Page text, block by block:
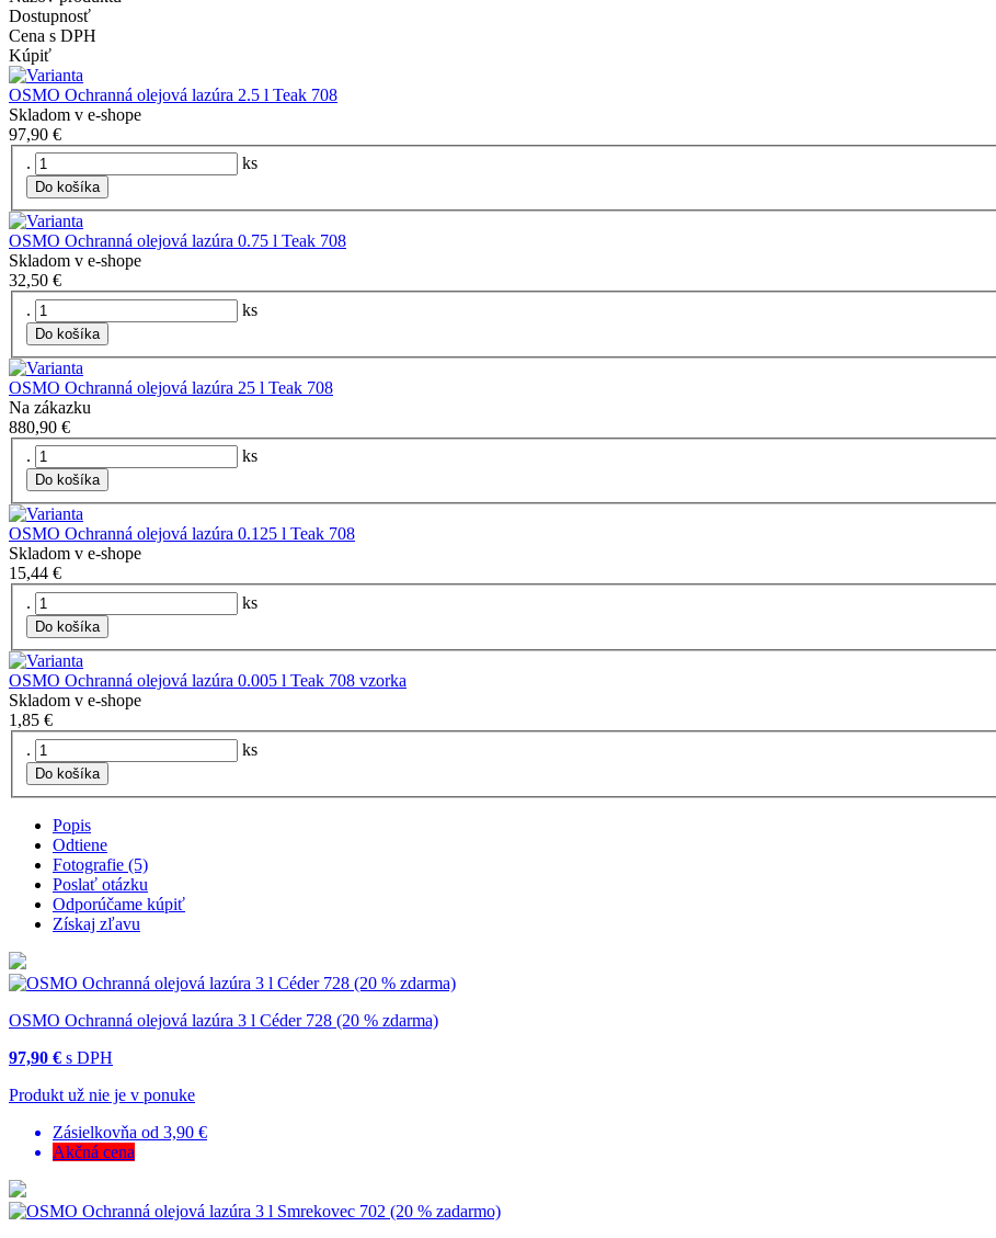
Dostupnosť
Cena s DPH
Kúpiť
OSMO Ochranná olejová lazúra 2.5 l Teak 708
Skladom v e-shope
97,90 €
.
ks
Do košíka
OSMO Ochranná olejová lazúra 0.75 l Teak 708
Skladom v e-shope
32,50 €
.
ks
Do košíka
OSMO Ochranná olejová lazúra 25 l Teak 708
Na zákazku
880,90 €
.
ks
Do košíka
OSMO Ochranná olejová lazúra 0.125 l Teak 708
Skladom v e-shope
15,44 €
.
ks
Do košíka
OSMO Ochranná olejová lazúra 0.005 l Teak 708 vzorka
Skladom v e-shope
1,85 €
.
ks
Do košíka
Popis
Odtiene
Fotografie (5)
Poslať otázku
Odporúčame kúpiť
Získaj zľavu
OSMO Ochranná olejová lazúra 3 l Céder 728 (20 % zdarma)
97,90 € s DPH
Produkt už nie je v ponuke
Zásielkovňa od 3,90 €
Akčná cena